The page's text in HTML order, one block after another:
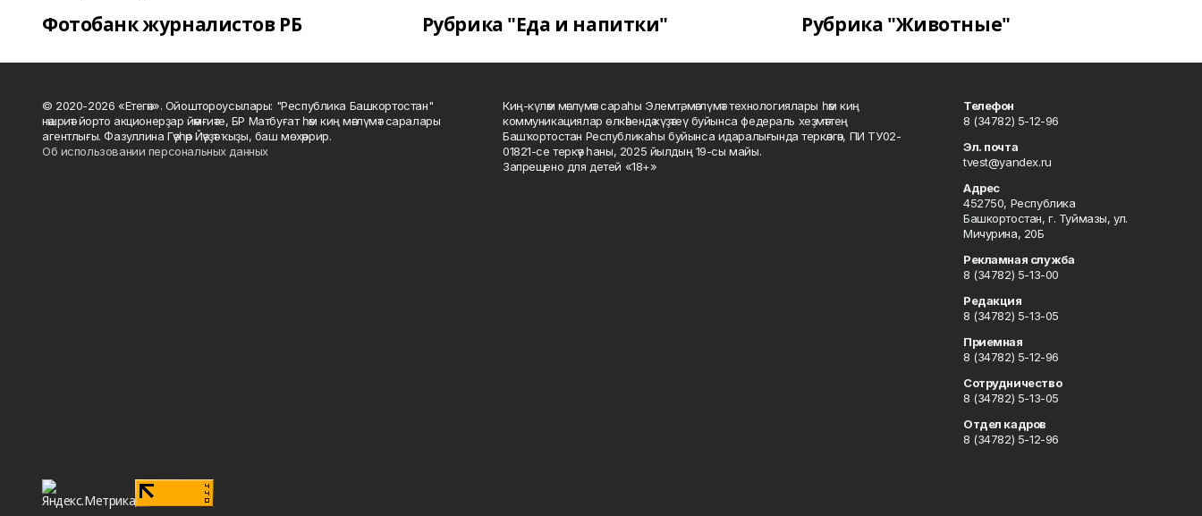
Фотобанк журналистов РБ Рубрика "Еда и напитки" Рубрика "Животные"
© 2020-2026 «Етегән». Ойоштороусылары: "Республика Башкортостан"
нәшриәт йорто акционерҙар йәмғиәте, БР Матбуғат һәм киң мәғлүмәт саралары
агентлығы. Фазуллина Гәүһәр Йәүҙәт ҡыҙы, баш мөхәррир.
Об использовании персональных данных
Киң-күләм мәғлүмәт сараһы Элемтә, мәғлүмәт технологиялары һәм киң
коммуникациялар өлкәһендә күҙәтеү буйынса федераль хеҙмәттең
Башҡортостан Республикаһы буйынса идаралығында теркәлгән, ПИ ТУ02-
01821-се теркәү һаны, 2025 йылдың 19-сы майы.
Запрещено для детей «18+»
Телефон
8 (34782) 5-12-96
Эл. почта
tvest@yandex.ru
Адрес
452750, Республика
Башкортостан, г. Туймазы, ул.
Мичурина, 20Б
Рекламная служба
8 (34782) 5-13-00
Редакция
8 (34782) 5-13-05
Приемная
8 (34782) 5-12-96
Сотрудничество
8 (34782) 5-13-05
Отдел кадров
8 (34782) 5-12-96